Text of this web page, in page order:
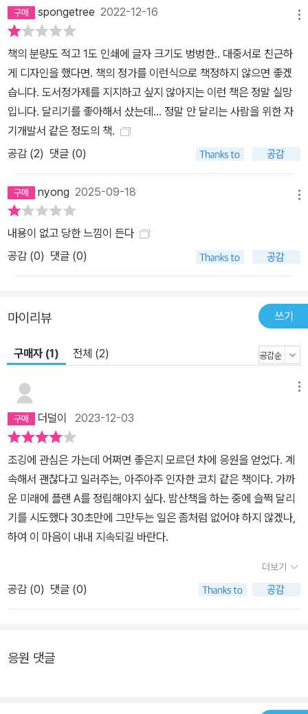
spongetree 2022-12-16
책의 분량도 적고 1도 인쇄에 글자 크기도 벙벙한.. 대중서로 친근하
게 디자인을 했다면. 책의 정가를 이런식으로 책정하지 않으면 좋겠
습니다. 도서정가제를 지지하고 싶지 않아지는 이런 책은 정말 실망
입니다. 달리기를 좋아해서 샀는데... 정말 안 달리는 사람을 위한 자
기개발서 같은 정도의 책.
공감 (2) 댓글 (0)
nyong 2025-09-18
내용이 없고 당한 느낌이 든다
공감 (0) 댓글 (0)
마이리뷰 쓰기
구매자 (1) 전체 (2)
더덜이 2023-12-03
조깅에 관심은 가는데 어쩌면 좋은지 모르던 차에 응원을 얻었다. 계
속해서 괜찮다고 일러주는, 아주아주 인자한 코치 같은 책이다. 가까
운 미래에 플랜 A를 정립해야지 싶다. 밤산책을 하는 중에 슬쩍 달리
기를 시도했다 30초만에 그만두는 일은 좀처럼 없어야 하지 않겠나,
하여 이 마음이 내내 지속되길 바란다.
더보기
공감 (0) 댓글 (0)
응원 댓글